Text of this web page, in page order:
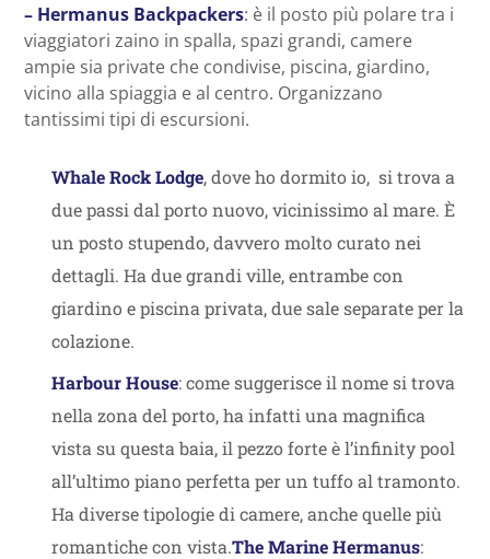
– Hermanus Backpackers: è il posto più polare tra i
viaggiatori zaino in spalla, spazi grandi, camere
ampie sia private che condivise, piscina, giardino,
vicino alla spiaggia e al centro. Organizzano
tantissimi tipi di escursioni.
Whale Rock Lodge, dove ho dormito io, si trova a
due passi dal porto nuovo, vicinissimo al mare. È
un posto stupendo, davvero molto curato nei
dettagli. Ha due grandi ville, entrambe con
giardino e piscina privata, due sale separate per la
colazione.
Harbour House: come suggerisce il nome si trova
nella zona del porto, ha infatti una magnifica
vista su questa baia, il pezzo forte è l’infinity pool
all’ultimo piano perfetta per un tuffo al tramonto.
Ha diverse tipologie di camere, anche quelle più
romantiche con vista.The Marine Hermanus: